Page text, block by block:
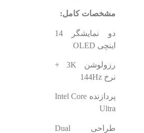
مشخصات کامل:
دو نمایشگر 14
اینچی OLED
رزولوشن 3K +
نرخ 144Hz
پردازنده Intel Core
Ultra
طراحی Dual